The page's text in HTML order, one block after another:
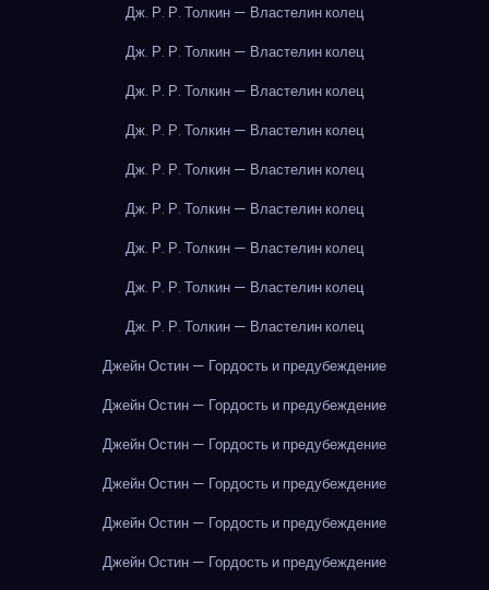
Дж. Р. Р. Толкин — Властелин колец
Дж. Р. Р. Толкин — Властелин колец
Дж. Р. Р. Толкин — Властелин колец
Дж. Р. Р. Толкин — Властелин колец
Дж. Р. Р. Толкин — Властелин колец
Дж. Р. Р. Толкин — Властелин колец
Дж. Р. Р. Толкин — Властелин колец
Дж. Р. Р. Толкин — Властелин колец
Дж. Р. Р. Толкин — Властелин колец
Джейн Остин — Гордость и предубеждение
Джейн Остин — Гордость и предубеждение
Джейн Остин — Гордость и предубеждение
Джейн Остин — Гордость и предубеждение
Джейн Остин — Гордость и предубеждение
Джейн Остин — Гордость и предубеждение